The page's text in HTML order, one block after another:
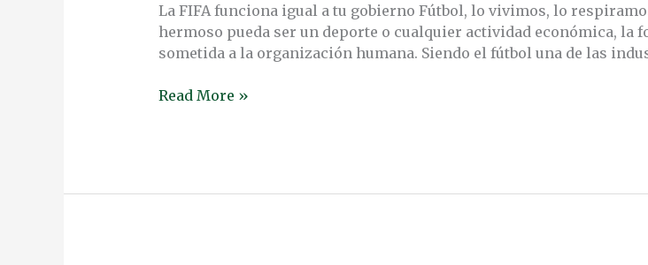
La FIFA funciona igual a tu gobierno Fútbol, lo vivimos, lo
hermoso pueda ser un deporte o cualquier actividad económica, la
sometida a la organización humana. Siendo el fútbol una de las
GLOBALIZACIÓN
REFLEJADO
UNA
Read More »